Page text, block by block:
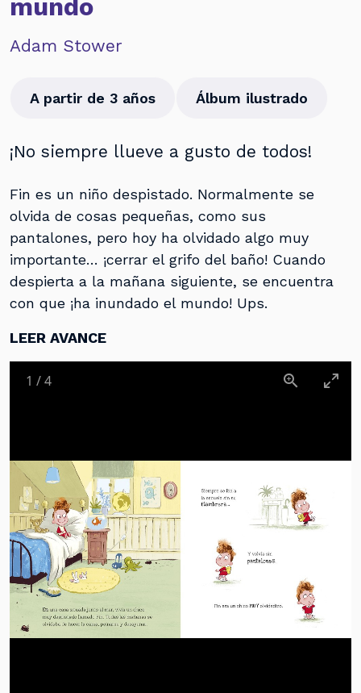
mundo
Adam Stower
A partir de 3 años Álbum ilustrado
¡No siempre llueve a gusto de todos!
Fin es un niño despistado. Normalmente se
olvida de cosas pequeñas, como sus
pantalones, pero hoy ha olvidado algo muy
importante… ¡cerrar el grifo del baño! Cuando
despierta a la mañana siguiente, se encuentra
con que ¡ha inundado el mundo! Ups.
LEER AVANCE
1 /4